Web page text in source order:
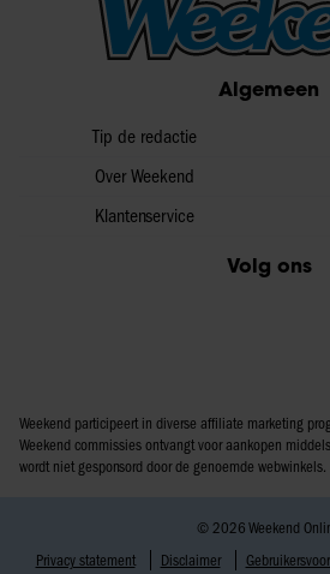
Algemeen
Tip de redactie
Over Weekend
Klantenservice
Volg ons
Weekend participeert in diverse affiliate marketing
Weekend commissies ontvangt voor aankopen
wordt niet gesponsord door de genoemde webwinkels.
© 2026 Weekend
Privacy statement
Disclaimer